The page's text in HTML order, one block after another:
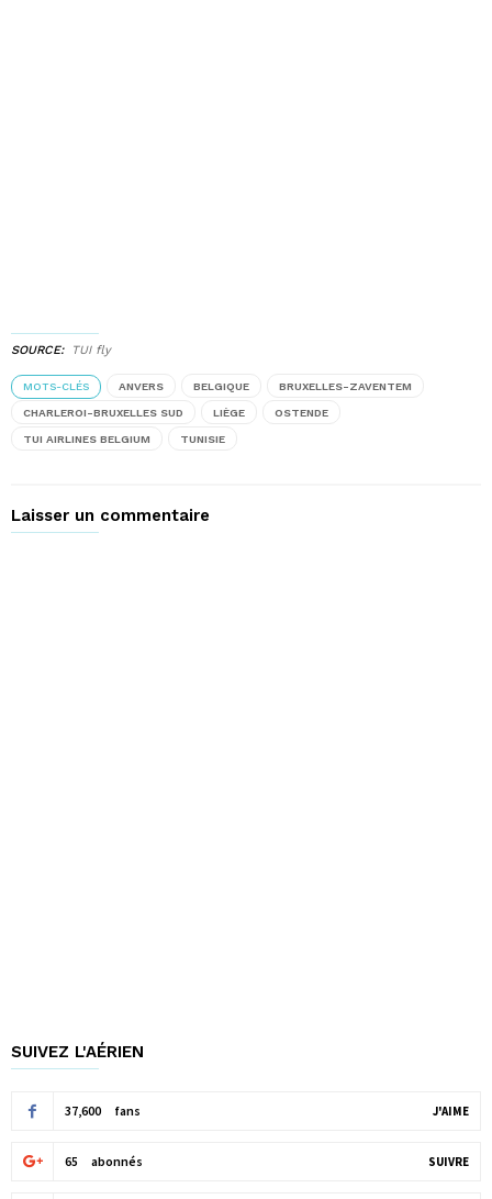
SOURCE TUI fly
MOTS-CLÉS ANVERS BELGIQUE BRUXELLES-ZAVENTEM
CHARLEROI-BRUXELLES SUD LIÈGE OSTENDE
TUI AIRLINES BELGIUM TUNISIE
Laisser un commentaire
SUIVEZ L'AÉRIEN
37,600 fans J'AIME
65 abonnés SUIVRE